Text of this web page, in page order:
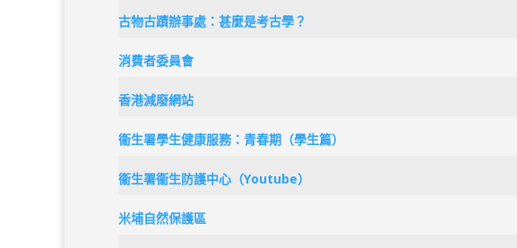
古物古蹟辦事處：甚麼是考古學？
消費者委員會
香港減廢網站
衞生署學生健康服務：青春期（學生篇）
衞生署衞生防護中心（Youtube）
米埔自然保護區